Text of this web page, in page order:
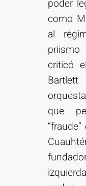
poder
como
al
criticó
que